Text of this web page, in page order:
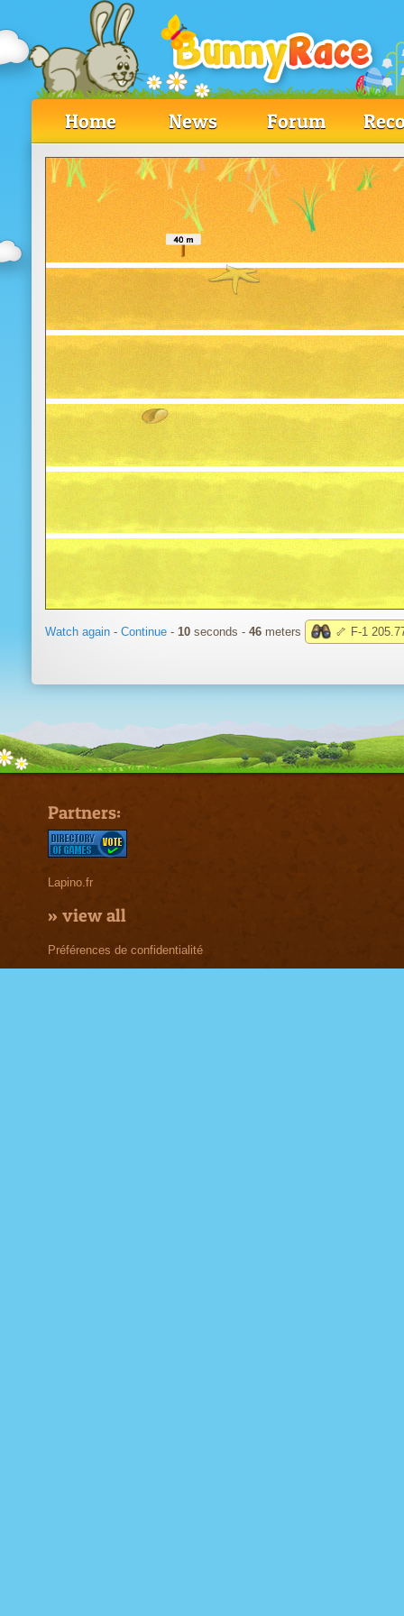
Home News Forum
Watch again - Continue - 10 seconds - 48 meters 🦴 F-1
Partners:
Lapino.fr
» view all
Préférences de confidentialité